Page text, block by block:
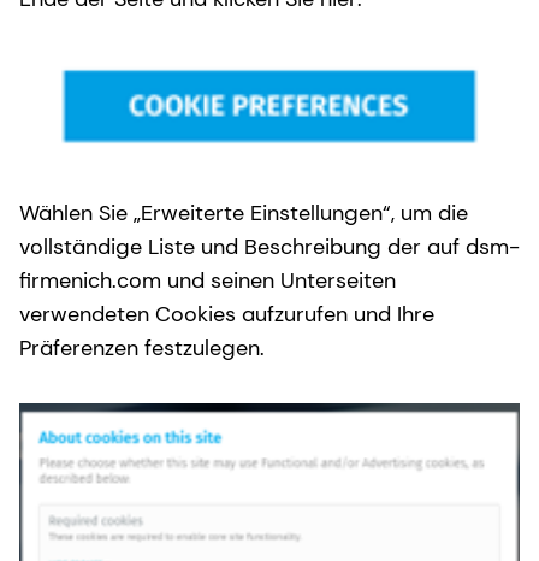
Wählen Sie „Erweiterte Einstellungen“, um die
vollständige Liste und Beschreibung der auf dsm-
firmenich.com und seinen Unterseiten
verwendeten Cookies aufzurufen und Ihre
Präferenzen festzulegen.